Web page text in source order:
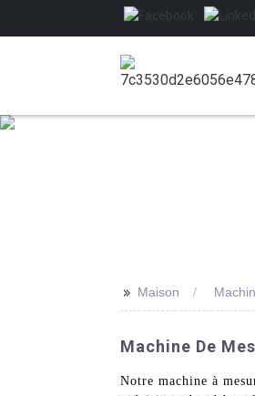
>> Maison
Machine De
Notre machine à